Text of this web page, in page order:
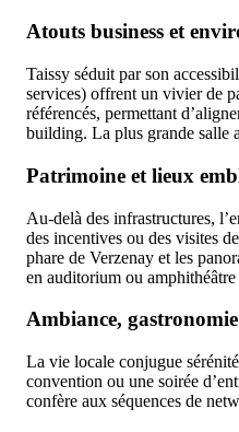
Atouts business et
Taissy séduit par son
services) offrent un vivier de
référencés, permettant
building. La plus grande salle
Patrimoine et lieux
Au-delà des infrastructures,
des incentives ou des visites
phare de Verzenay et les
en auditorium ou
Ambiance,
La vie locale conjugue
convention ou une soirée
confère aux séquences de